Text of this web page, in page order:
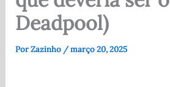
Deadpool)
PorZazinho /março 20, 2025